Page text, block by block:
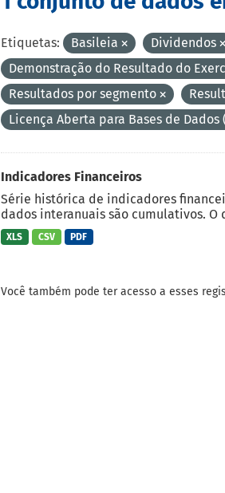
Etiquetas: Basileia
Dividendos
Demonstração do Resultado do
Resultados por segmento
Licença Aberta para Bases de Dados
Indicadores Financeiros
Série histórica de indicadores
dados interanuais são cumulativos. O
XLS CSV PDF
Você também pode ter acesso a esses